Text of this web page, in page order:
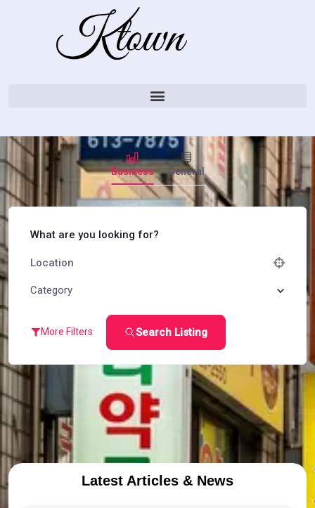
Business General
What are you looking for?
Category
More Filters Search Listing
Latest Articles & News